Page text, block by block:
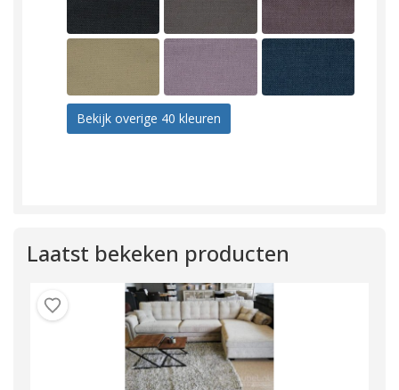
Bekijk overige 40 kleuren
Laatst bekeken producten